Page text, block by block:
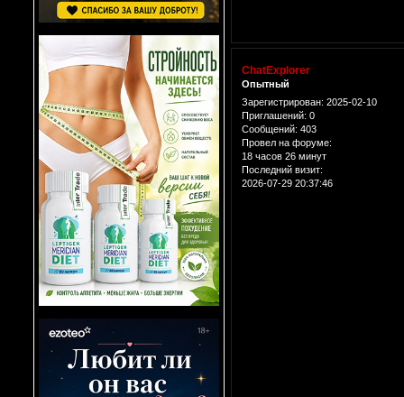
ChatExplorer
Опытный
Зарегистрирован: 2025-02-10
Приглашений: 0
Сообщений: 403
Провел на форуме:
18 часов 26 минут
Последний визит:
2026-07-29 20:37:46